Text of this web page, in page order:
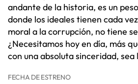
andante de la historia, es un
donde los ideales tienen cada
moral a la corrupción, no tiene
¿Necesitamos hoy en día, más
con una absoluta sinceridad,
FECHA DE ESTRENO